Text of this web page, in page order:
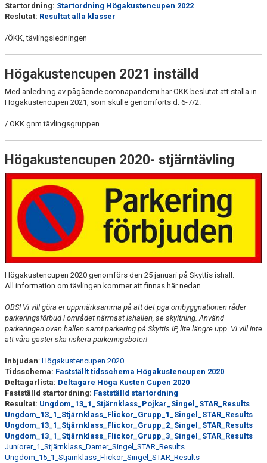
Startordning: Startordning Högakustencupen 2022
Reslutat: Resultat alla klasser
/ÖKK, tävlingsledningen
Högakustencupen 2021 inställd
Med anledning av pågående coronapandemi har ÖKK beslutat att ställa in
Högakustencupen 2021, som skulle genomförts d. 6-7/2.
/ ÖKK gnm tävlingsgruppen
Högakustencupen 2020- stjärntävling
Högakustencupen 2020 genomförs den 25 januari på Skyttis ishall.
All information om tävlingen kommer att finnas här nedan.
OBS! Vi vill göra er uppmärksamma på att det pga ombyggnationen råder
parkeringsförbud i området närmast ishallen, se skyltning. Använd
parkeringen ovan hallen samt parkering på Skyttis IP, lite längre upp. Vi vill inte
att våra gäster ska riskera parkeringsböter!
Inbjudan: Högakustencupen 2020
Tidsschema: Fastställt tidsschema Högakustencupen 2020
Deltagarlista: Deltagare Höga Kusten Cupen 2020
Fastställd startordning: Fastställd startordning
Resultat: Ungdom_13_1_Stjärnklass_Pojkar_Singel_STAR_Results
Ungdom_13_1_Stjärnklass_Flickor_Grupp_1_Singel_STAR_Results
Ungdom_13_1_Stjärnklass_Flickor_Grupp_2_Singel_STAR_Results
Ungdom_13_1_Stjärnklass_Flickor_Grupp_3_Singel_STAR_Results
Juniorer_1_Stjärnklass_Damer_Singel_STAR_Results
Ungdom_15_1_Stjärnklass_Flickor_Singel_STAR_Results